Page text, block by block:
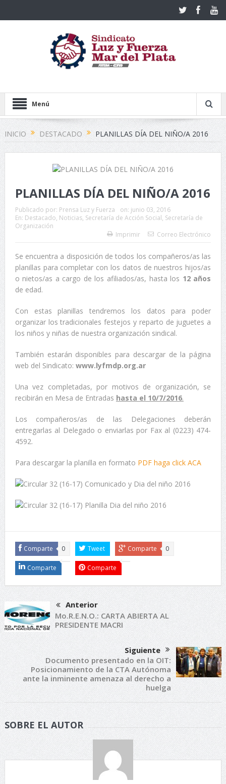
Menú
INICIO DESTACADO PLANILLAS DÍA DEL NIÑO/A 2016
PLANILLAS DÍA DEL NIÑO/A 2016
Publicado por: Prensa Luz y Fuerza on: junio 03, 2016
En: Destacado, Noticias, Secretaría de Acción Social, Secretaría de
Organización
Imprimir
Correo Electrónico
Se encuentra a disposición de todos los compañeros/as las
planillas para completar con los datos de nuestros hijos/as
o nietos/as a cargo de los afiliados/as, hasta los 12 años
de edad.
Con estas planillas tendremos los datos para poder
organizar los tradicionales festejos y reparto de juguetes a
los niños y niñas de nuestra organización sindical.
También estarán disponibles para descargar de la página
web del Sindicato: www.lyfmdp.org.ar
Una vez completadas, por motivos de organización, se
recibirán en Mesa de Entradas hasta el 10/7/2016.
Los compañeros/as de las Delegaciones deberán
entregarlas al Delegado o enviarlas por Fax al (0223) 474-
4592.
Para descargar la planilla en formato PDF haga click ACA
Comparte 0 Tweet Comparte 0
Comparte Comparte
Anterior
Mo.R.E.N.O.: CARTA ABIERTA AL
PRESIDENTE MACRI
Siguiente
Documento presentado en la OIT:
Posicionamiento de la CTA Autónoma
ante la inminente amenaza al derecho a
huelga
SOBRE EL AUTOR